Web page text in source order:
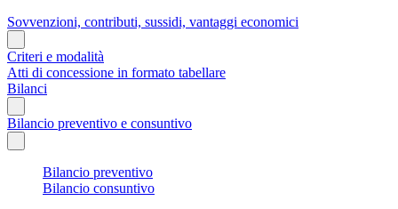
Sovvenzioni, contributi, sussidi, vantaggi economici
Criteri e modalità
Atti di concessione in formato tabellare
Bilanci
Bilancio preventivo e consuntivo
Bilancio preventivo
Bilancio consuntivo